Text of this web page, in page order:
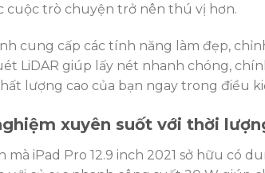
cuộc trò chuyện trở nên thú vị hơn.
cung cấp các tính năng làm đẹp,
LiDAR giúp lấy nét nhanh chóng,
lượng cao của bạn ngay trong điều
xuyên suốt với thời
mà iPad Pro 12.9 inch 2021 sở hữu có